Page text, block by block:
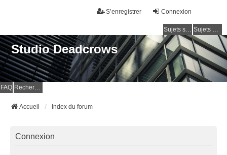
Connexion
S’enregistrer
Sujets sans réponse Sujets actifs
Studio Deadcrows
FAQ Rechercher
Accueil Index du forum
Connexion